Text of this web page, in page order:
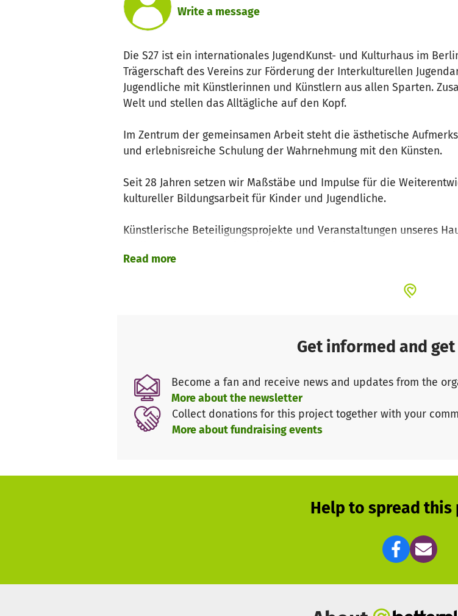
Write a message
Die S27 ist ein internationales JugendKunst- und Kulturhaus im
Trägerschaft des Vereins zur Förderung der Interkulturellen
Jugendliche mit Künstlerinnen und Künstlern aus allen Sparten.
Welt und stellen das Alltägliche auf den Kopf.
Im Zentrum der gemeinsamen Arbeit steht die ästhetische
und erlebnisreiche Schulung der Wahrnehmung mit den Künsten.
Seit 28 Jahren setzen wir Maßstäbe und Impulse für die
kultureller Bildungsarbeit für Kinder und Jugendliche.
Künstlerische Beteiligungsprojekte und Veranstaltungen unseres
Read more
Get informed and
Become a fan and receive news and updates from the
More about the newsletter
Collect donations for this project together with your
More about fundraising events
Help to spread this